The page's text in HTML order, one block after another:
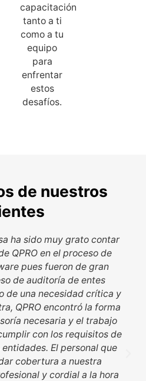
capacitación
tanto a ti
como a tu
equipo
para
enfrentar
estos
desafíos.
de nuestros
ha sido muy grato contar
QPRO en el proceso de
pues fueron de gran
de auditoría de entes
de una necesidad crítica y
QPRO encontró la forma
necesaria y el trabajo
con los requisitos de
El personal que
cobertura a nuestra
y cordial a la hora